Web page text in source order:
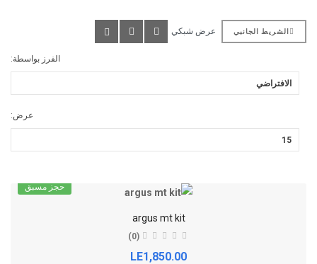
الشريط الجانبي عرض شبكي
الفرز بواسطة:
عرض:
حجز مسبق
argus mt kit
(0)
LE1,850.00